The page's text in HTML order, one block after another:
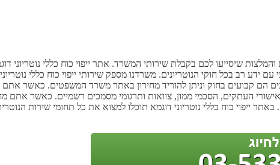
והמלצות שיסייעו לכם בקבלת שירותי המשרד. אתר ייפוי כוח כללי נוטריוני
ידע רב בכל חוקי הנוטריונים. משרדנו מספק שירותי ייפוי כוח כללי
הם קבועים בחוק וניתן להוריד מחירון באתר משרד המשפטים. כאשר אתם
העתקים, הסכמי ממון, צוואות ותרגומי מסמכים רשמיים. כאשר אתם
כוח כללי נוטריוני דוגמא תוכלו למצוא את כל תחומי שירות הנוטריון